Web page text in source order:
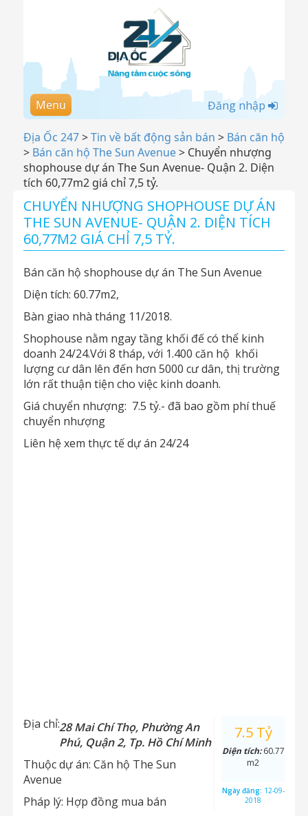
Menu Đăng nhập
Địa Ốc 247>Tin về bất động sản bán > Bán căn hộ
> Bán căn hộ The Sun Avenue> Chuyển nhượng
shophouse dự án The Sun Avenue- Quận 2. Diện
tích 60,77m2 giá chỉ 7,5 tỷ.
CHUYỂN NHƯỢNG SHOPHOUSE DỰ ÁN
THE SUN AVENUE- QUẬN 2. DIỆN TÍCH
60,77M2 GIÁ CHỈ 7,5 TỶ.
Bán căn hộ shophouse dự án The Sun Avenue
Diện tích: 60.77m2,
Bàn giao nhà tháng 11/2018.
Shophouse nằm ngay tầng khối đế có thể kinh
doanh 24/24.Với 8 tháp, với 1.400 căn hộ khối
lượng cư dân lên đến hơn 5000 cư dân, thị trường
lớn rất thuận tiện cho việc kinh doanh.
Giá chuyển nhượng: 7.5 tỷ.- đã bao gồm phí thuế
chuyển nhượng
Liên hệ xem thực tế dự án 24/24
Địa chỉ:28 Mai Chí Thọ, Phường An
Phú, Quận 2, Tp. Hồ Chí Minh
Thuộc dự án: Căn hộ The Sun
Avenue
Pháp lý: Hợp đồng mua bán
7.5 Tỷ
Diện tích:60.77
m2
Ngày đăng: 12-09-
2018